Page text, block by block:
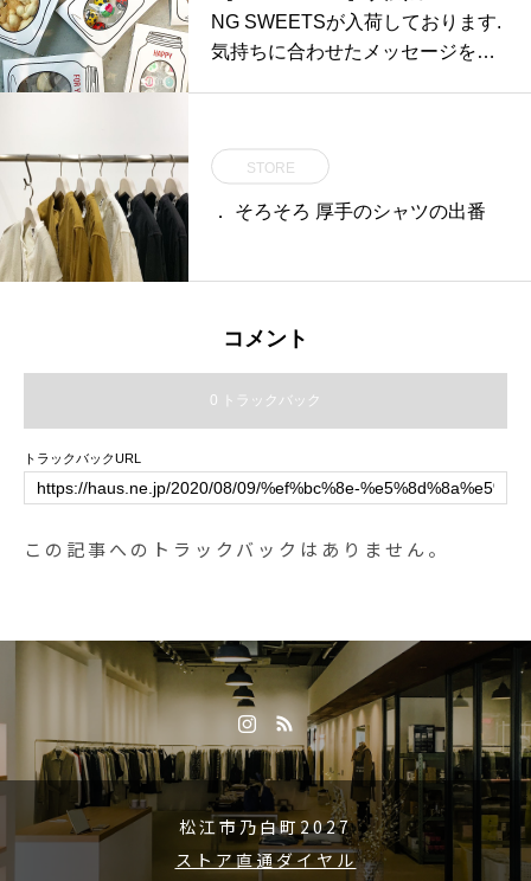
してもおすすめです。是非店頭で
ご覧ください！・《haus営業時
ロカフェ モーニング 9:00-11:00
ディナー 11:30-21:00(オーダース
トップ20:15)#hausmatsue#vitanto
nio#ビタントニオ#縦型#オーブン
zakka
NG SWEETSが入荷しております︎.
気持ちに合わせたメッセージを選
プチギフトもオススメです☆贈る
人贈られる人、みんながHAPPYに
ょっとしたプレゼント #チョコ#ラ
島根 #松江#島根カフェ #松江カフ
ェ
STORE
． そろそろ 厚手のシャツの出番
コメント
0 トラックバック
トラックバックURL
この記事へのトラックバックはありません。
松江市乃白町2027
ストア直通ダイヤル